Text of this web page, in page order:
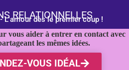
RELATIONNELLES
dès le premier coup !
vous aider à entrer en contact avec
les mêmes idées.
VOUS IDÉAL